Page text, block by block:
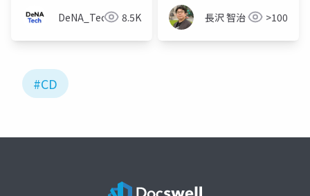
DeNA_Tech 8.5K 長沢 智治 >100
#CD